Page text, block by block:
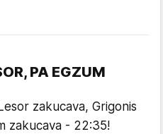
PA EGZUM
zakucava, Grigonis
zakucava - 22:35!